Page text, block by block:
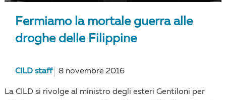
Fermiamo la mortale guerra alle
droghe delle Filippine
CILD staff 8 novembre 2016
La CILD si rivolge al ministro degli esteri Gentiloni per